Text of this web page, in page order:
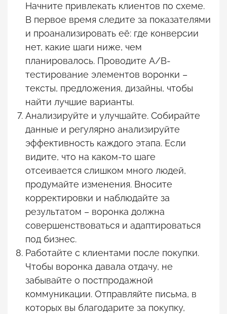
Начните привлекать клиентов по схеме.
В первое время следите за показателями
и проанализировать её: где конверсии
нет, какие шаги ниже, чем
планировалось. Проводите A/B-
тестирование элементов воронки –
тексты, предложения, дизайны, чтобы
найти лучшие варианты.
Анализируйте и улучшайте. Собирайте
данные и регулярно анализируйте
эффективность каждого этапа. Если
видите, что на каком-то шаге
отсеивается слишком много людей,
продумайте изменения. Вносите
корректировки и наблюдайте за
результатом – воронка должна
совершенствоваться и адаптироваться
под бизнес.
Работайте с клиентами после покупки.
Чтобы воронка давала отдачу, не
забывайте о постпродажной
коммуникации. Отправляйте письма, в
которых вы благодарите за покупку,